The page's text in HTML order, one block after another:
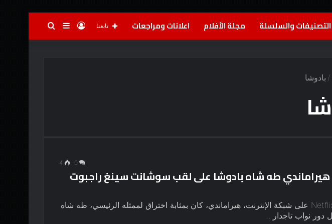
التصنيفات والسلسلة مجلة الأفلام اعلانات ومراجعات بحثإضافةتسجيل تابعنا
/ بادوشا
0
4
طه شاه بادوشا على لقب سوشانت سينغ راجبوت
أحدث مسلسلات Netflix على شبكة الإنترنت، هيراماندي، كان بمثابة اختراق لممثله الرئيسي، طه شاه
دور نواب تاجدار…